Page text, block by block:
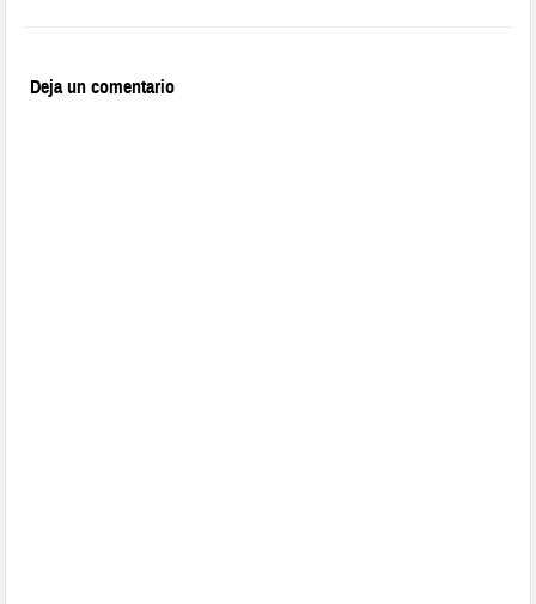
Deja un comentario